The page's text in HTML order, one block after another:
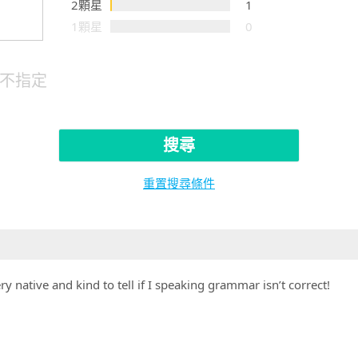
2顆星
1
1顆星
0
不指定
搜尋
重置搜尋條件
native and kind to tell if I speaking grammar isn’t correct!